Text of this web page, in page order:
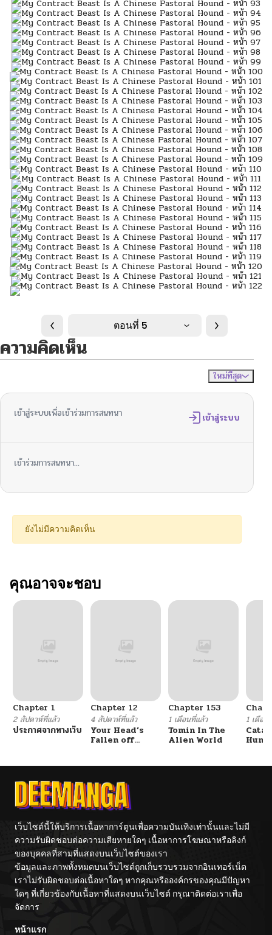
ตอนที่ 5
ความคิดเห็น
ใหม่ที่สุด
เข้าสู่ระบบเพื่อเข้าร่วมการสนทนา เข้าสู่ระบบ
เข้าร่วมการสนทนา...
ยังไม่มีความคิดเห็น
คุณอาจจะชอบ
Chapter 1
2 สัปดาห์ที่แล้ว
ประกาศจากทางเว็บ
Chapter 12
4 สัปดาห์ที่แล้ว
Your Head’s
Fallen off
Chapter 153
1 เดือนที่แล้ว
Tomin In The
Alien World
1 เดือน
เว็บไซต์นี้ให้บริการเนื้อหาการ์ตูนเพื่อความบันเทิงเท่านั้นและไม่มี
ความรับผิดชอบต่อความเสียหายใดๆ เนื้อหาการโฆษณาหรือลิงก์
ของบุคคลที่สามที่แสดงบนเว็บไซต์ของเรา
ข้อมูลและภาพทั้งหมดบนเว็บไซต์ถูกเก็บรวบรวมจากอินเทอร์เน็ต
เราไม่รับผิดชอบต่อเนื้อหาใดๆ หากคุณหรือองค์กรของคุณมีปัญหา
ใดๆ ที่เกี่ยวข้องกับเนื้อหาที่แสดงบนเว็บไซต์ กรุณาติดต่อเราเพื่อ
จัดการ
หน้าแรก